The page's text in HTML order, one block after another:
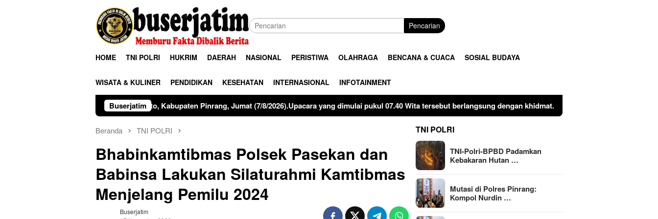
Pencarian
HOME TNI POLRI HUKRIM DAERAH NASIONAL PERISTIWA OLAHRAGA BENCANA & CUACA SOSIAL BUDAYA
WISATA & KULINER PENDIDIKAN KESEHATAN INTERNASIONAL INFOTAINMENT
Buserjatim
berlangsung dengan khidmat. Bertindak selaku Inspektur Upacara, Kapolres Pinrang AKBP Edy Sabhara Mangga Barani, S.I.K., didampingi Perwira Upacara
Beranda TNI POLRI
Bhabinkamtibmas Polsek Pasekan dan
Babinsa Lakukan Silaturahmi Kamtibmas
Menjelang Pemilu 2024
Buserjatim
TNI POLRI
TNI-Polri-BPBD Padamkan
Kebakaran Hutan …
Mutasi di Polres Pinrang:
Kompol Nurdin …